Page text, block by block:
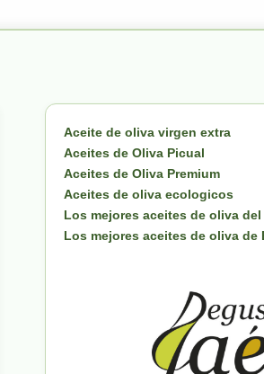
Aceite de oliva virgen extra
Aceites de Oliva Picual
Aceites de Oliva Premium
Aceites de oliva ecologicos
Los mejores aceites de oliva
Los mejores aceites de oliva de